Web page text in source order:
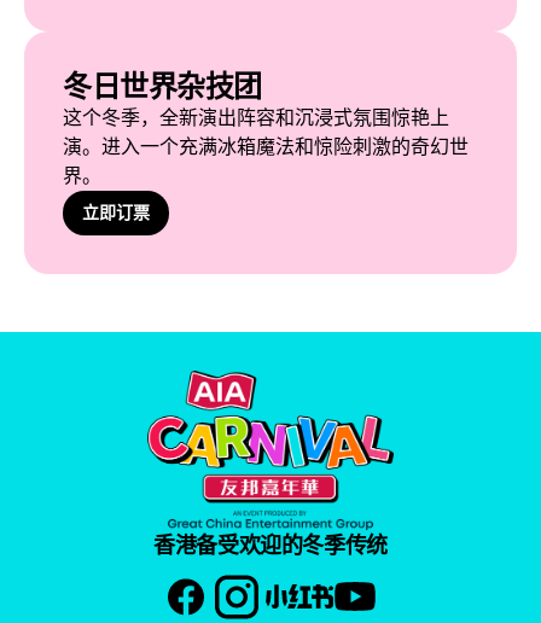
冬日世界杂技团
这个冬季，全新演出阵容和沉浸式氛围惊艳上
演。进入一个充满冰箱魔法和惊险刺激的奇幻世
界。
立即订票
香港备受欢迎的冬季传统